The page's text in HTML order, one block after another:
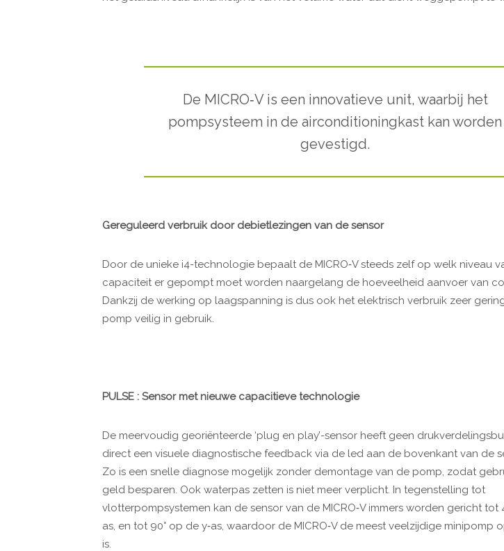
De MICRO‐V is een innovatieve unit, waarbij het
pompsysteem in de airconditioningkast kan worden
gevestigd.
Gereguleerd verbruik door debietlezingen van de sensor
Door de unieke i4-technologie bepaalt de MICRO‐V steeds zelf op welk niveau
capaciteit er gepompt moet worden naargelang de hoeveelheid aanvoer van
Dankzij de werking op laagspanning is dus ook het elektrisch verbruik zeer
pomp veilig in gebruik.
PULSE : Sensor met nieuwe capacitieve technologie
De meervoudig georiënteerde ‘plug en play’-sensor heeft geen
direct een visuele diagnostische feedback via de led aan de bovenkant van de
Zo is een snelle diagnose mogelijk zonder demontage van de pomp, zodat
geld besparen. Ook waterpas zetten is niet meer verplicht. In tegenstelling tot
vlotterpompsystemen kan de sensor van de MICRO‐V immers worden gericht tot
as, en tot 90° op de y‐as, waardoor de MICRO‐V de meest veelzijdige minipomp
is.